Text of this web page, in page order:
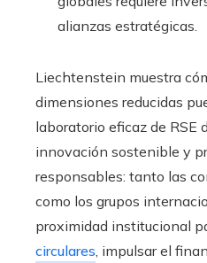
alianzas estratégicas.
Liechtenstein muestra
dimensiones reducidas
laboratorio eficaz de RSE
innovación sostenible y
responsables: tanto las
como los grupos
proximidad institucional
circulares , impulsar el